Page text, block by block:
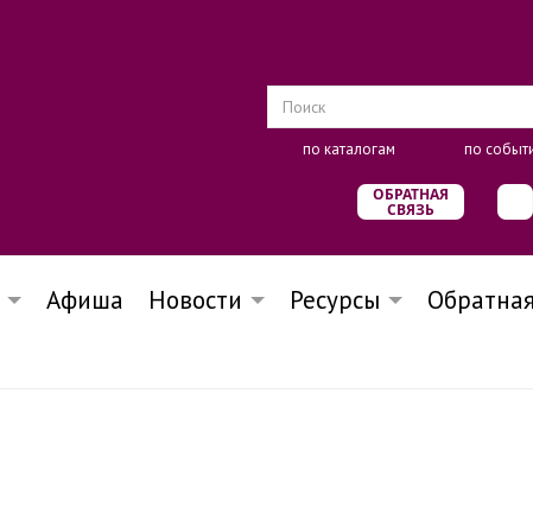
по каталогам по
ОБРАТНАЯ
СВЯЗЬ
Афиша Новости Ресурсы